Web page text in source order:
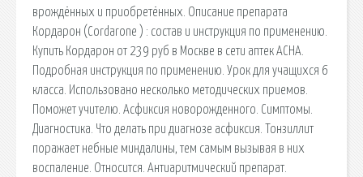
врождённых и приобретённых. Описание препарата
Кордарон (Cordarone ) : состав и инструкция по применению.
Купить Кордарон от 239 руб в Москве в сети аптек АСНА.
Подробная инструкция по применению. Урок для учащихся 6
класса. Использовано несколько методических приемов.
Поможет учителю. Асфиксия новорожденного. Симптомы.
Диагностика. Что делать при диагнозе асфиксия. Тонзиллит
поражает небные миндалины, тем самым вызывая в них
воспаление. Относится. Антиаритмический препарат.